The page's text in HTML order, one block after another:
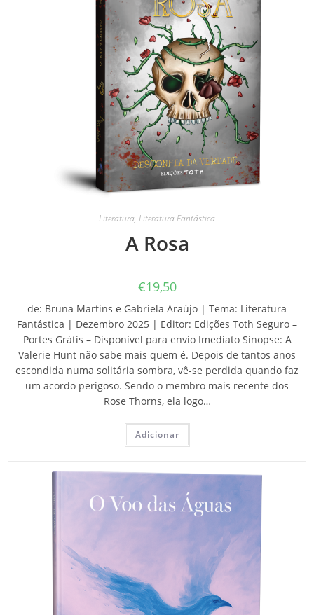
Literatura, Literatura Fantástica
A Rosa
€19,50
de: Bruna Martins e Gabriela Araújo | Tema: Literatura
Fantástica | Dezembro 2025 | Editor: Edições Toth Seguro –
Portes Grátis – Disponível para envio Imediato Sinopse: A
Valerie Hunt não sabe mais quem é. Depois de tantos anos
escondida numa solitária sombra, vê-se perdida quando faz
um acordo perigoso. Sendo o membro mais recente dos
Rose Thorns, ela logo…
Adicionar